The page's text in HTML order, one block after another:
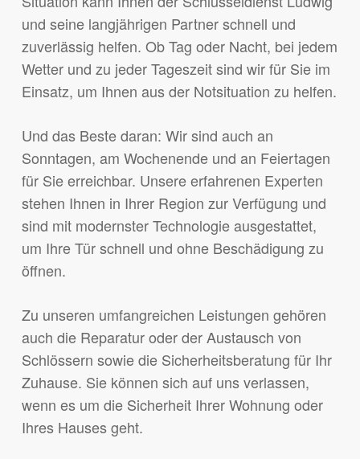
und seine langjährigen Partner schnell und
zuverlässig helfen. Ob Tag oder Nacht, bei jedem
Wetter und zu jeder Tageszeit sind wir für Sie im
Einsatz, um Ihnen aus der Notsituation zu helfen.
Und das Beste daran: Wir sind auch an
Sonntagen, am Wochenende und an Feiertagen
für Sie erreichbar. Unsere erfahrenen Experten
stehen Ihnen in Ihrer Region zur Verfügung und
sind mit modernster Technologie ausgestattet,
um Ihre Tür schnell und ohne Beschädigung zu
öffnen.
Zu unseren umfangreichen Leistungen gehören
auch die Reparatur oder der Austausch von
Schlössern sowie die Sicherheitsberatung für Ihr
Zuhause. Sie können sich auf uns verlassen,
wenn es um die Sicherheit Ihrer Wohnung oder
Ihres Hauses geht.